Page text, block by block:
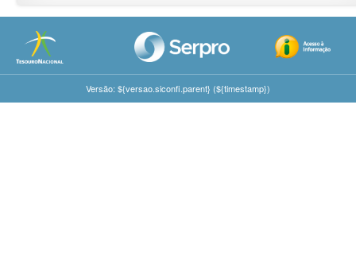
Versão: ${versao.siconfi.parent} (${timestamp})